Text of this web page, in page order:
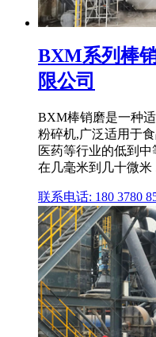
BXM系列棒
限公司
BXM棒销磨是一种
粉碎机,广泛适用于
医药等行业的低到
在几毫米到几十微米
联系电话: 180 3780